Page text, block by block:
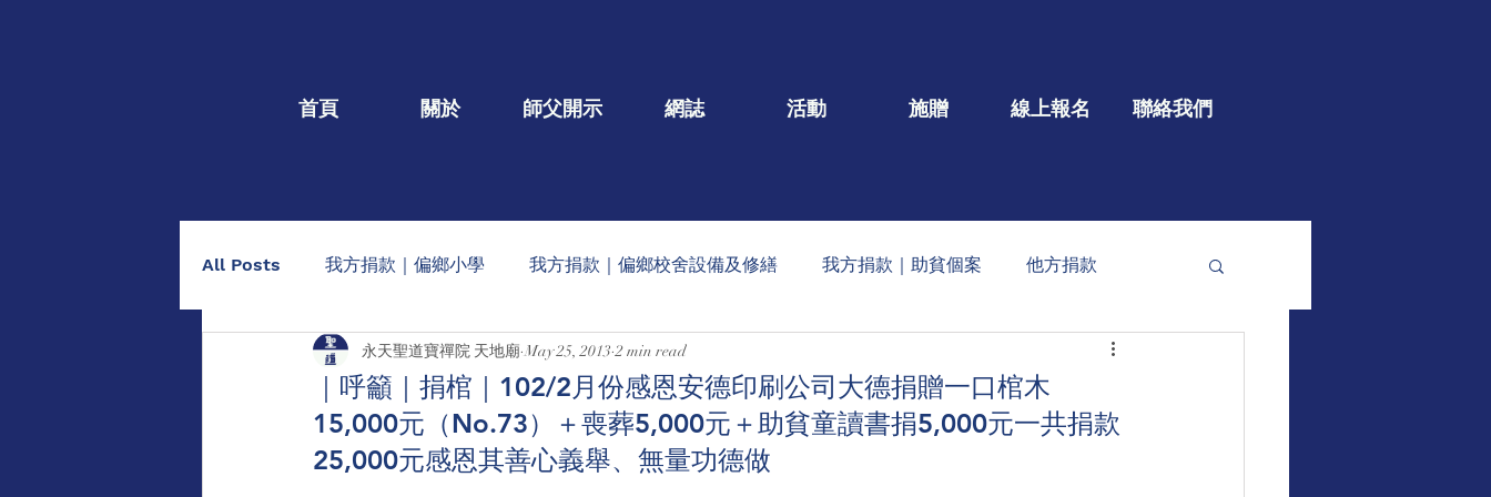
首頁 關於 師父開示 網誌 活動 施贈 線上報名 聯絡我們
All Posts 我方捐款｜偏鄉小學 我方捐款｜偏鄉校舍設備及修繕 我方捐款｜助貧個案 他方捐款
我方捐款｜個人個案 捐棺一口/大德名單公告 每月定期收到的捐款公告 大型公益
助印佛經手抄本 點燈/供養蠟燭 玄人勉語 法會/活動/壇院盛事 重點文章
｜呼籲｜捐棺｜102/2月份感恩安德印刷公司大德捐贈一口棺木
15,000元（No.73）＋喪葬5,000元＋助貧童讀書捐5,000元一共捐款
25,000元感恩其善心義舉、無量功德做
永天聖道寶禪院 天地廟 May 25, 2013 2 min read